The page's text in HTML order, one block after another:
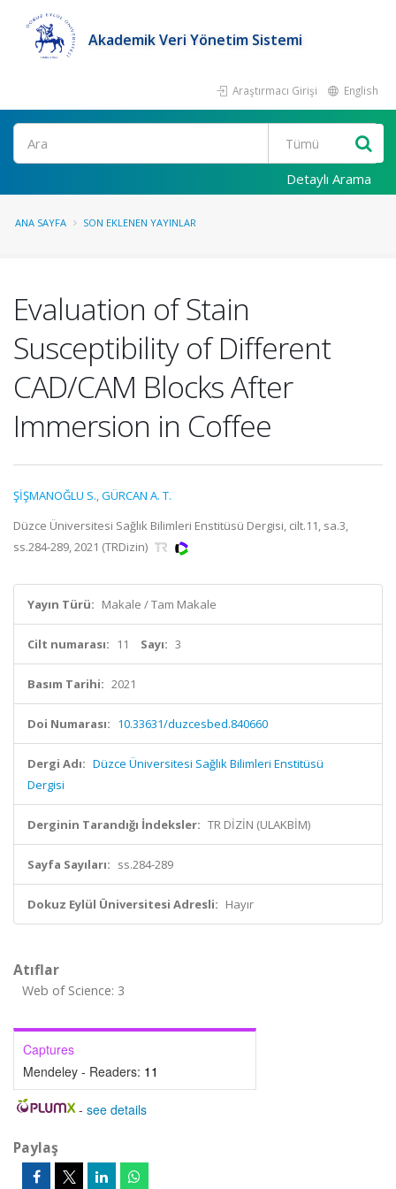
Akademik Veri Yönetim Sistemi
Araştırmacı Girişi English
Ara
Detaylı Arama
ANA SAYFA SON EKLENEN YAYINLAR
Evaluation of Stain
Susceptibility of Different
CAD/CAM Blocks After
Immersion in Coffee
ŞİŞMANOĞLU S.,GÜRCAN A. T.
Düzce Üniversitesi Sağlık Bilimleri Enstitüsü Dergisi, cilt.11, sa.3,
ss.284-289, 2021 (TRDizin)
Yayın Türü: Makale / Tam Makale
Cilt numarası: 11 Sayı: 3
Basım Tarihi: 2021
Doi Numarası: 10.33631/duzcesbed.840660
Dergi Adı: Düzce Üniversitesi Sağlık Bilimleri Enstitüsü
Dergisi
Derginin Tarandığı İndeksler: TR DİZİN (ULAKBİM)
Sayfa Sayıları: ss.284-289
Dokuz Eylül Üniversitesi Adresli: Hayır
Atıflar
Web of Science: 3
Captures
Mendeley - Readers: 11
- see details
Paylaş